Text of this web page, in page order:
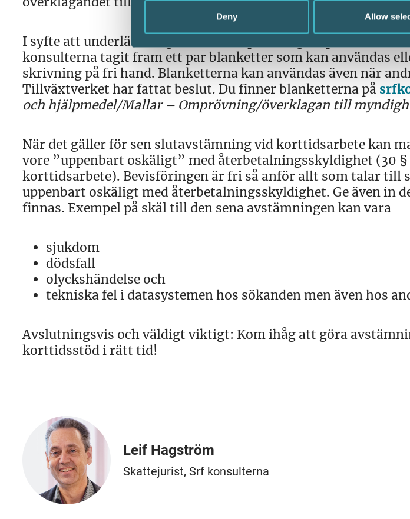
Deny Allow
I syfte att underlätta begäran om omprövning respektive
konsulterna tagit fram ett par blanketter som kan användas
skrivning på fri hand. Blanketterna kan användas även när
Tillväxtverket har fattat beslut. Du finner blanketterna på
och hjälpmedel/Mallar – Omprövning/överklagan till
När det gäller för sen slutavstämning vid korttidsarbete kan
vore ”uppenbart oskäligt” med återbetalningsskyldighet (30
korttidsarbete). Bevisföringen är fri så anför allt som talar till
uppenbart oskäligt med återbetalningsskyldighet. Ge även in
finnas. Exempel på skäl till den sena avstämningen kan vara
sjukdom
dödsfall
olyckshändelse och
tekniska fel i datasystemen hos sökanden men även hos
Avslutningsvis och väldigt viktigt: Kom ihåg att göra
korttidsstöd i rätt tid!
Leif Hagström
Skattejurist, Srf konsulterna